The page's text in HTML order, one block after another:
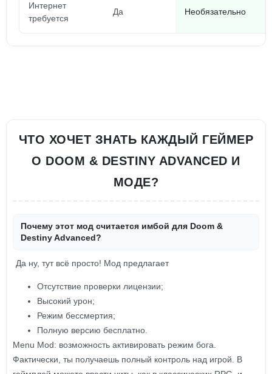
Интернет
требуется
Да Необязательно
ЧТО ХОЧЕТ ЗНАТЬ КАЖДЫЙ ГЕЙМЕР
О DOOM & DESTINY ADVANCED И
МОДЕ?
Почему этот мод считается имбой для Doom &
Destiny Advanced?
Да ну, тут всё просто! Мод предлагает
Отсутствие проверки лицензии;
Высокий урон;
Режим бессмертия;
Полную версию бесплатно.
Menu Mod: возможность активировать режим бога.
Фактически, ты получаешь полный контроль над игрой. В